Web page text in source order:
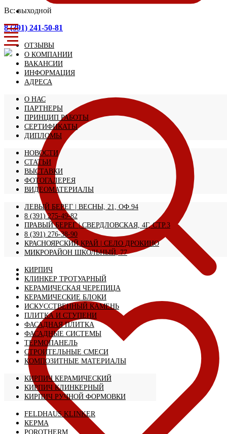
Вс: выходной
8 (391) 241-50-81
ОТЗЫВЫ
О КОМПАНИИ
ВАКАНСИИ
ИНФОРМАЦИЯ
АДРЕСА
О НАС
ПАРТНЕРЫ
ПРИНЦИП РАБОТЫ
СЕРТИФИКАТЫ
ДИПЛОМЫ
НОВОСТИ
СТАТЬИ
ВЫСТАВКИ
ФОТОГАЛЕРЕЯ
ВИДЕОМАТЕРИАЛЫ
ЛЕВЫЙ БЕРЕГ | ВЕСНЫ, 21, ОФ.94
8 (391) 275-49-82
ПРАВЫЙ БЕРЕГ | СВЕРДЛОВСКАЯ, 4Г, СТР.3
8 (391) 276-38-90
КРАСНОЯРСКИЙ КРАЙ | CЕЛО ДРОКИНО
МИКРОРАЙОН ШКОЛЬНЫЙ, 77
КИРПИЧ
КЛИНКЕР ТРОТУАРНЫЙ
КЕРАМИЧЕСКАЯ ЧЕРЕПИЦА
КЕРАМИЧЕСКИЕ БЛОКИ
ИСКУССТВЕННЫЙ КАМЕНЬ
ПЛИТКА И СТУПЕНИ
ФАСАДНАЯ ПЛИТКА
ФАСАДНЫЕ СИСТЕМЫ
ТЕРМОПАНЕЛЬ
СТРОИТЕЛЬНЫЕ СМЕСИ
КОМПОЗИТНЫЕ МАТЕРИАЛЫ
КИРПИЧ КЕРАМИЧЕСКИЙ
КИРПИЧ КЛИНКЕРНЫЙ
КИРПИЧ РУЧНОЙ ФОРМОВКИ
FELDHAUS KLINKER
КЕРМА
POROTHERM